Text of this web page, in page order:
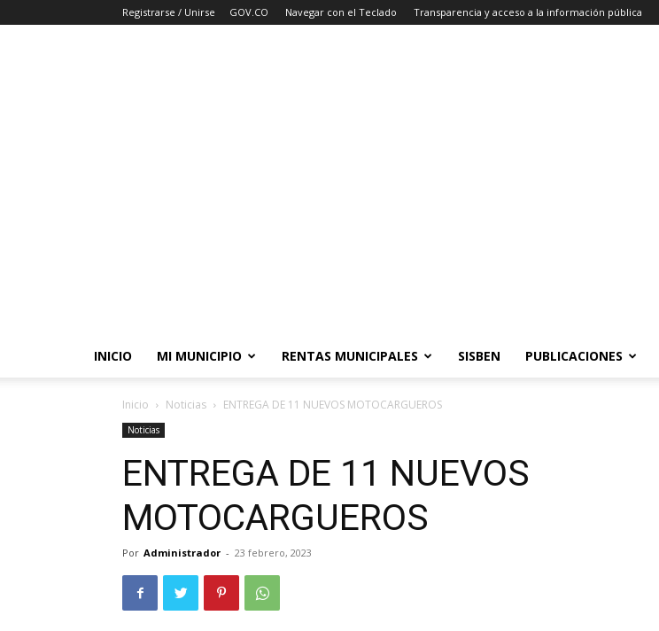
Registrarse / Unirse GOV.CO Navegar con el Teclado Transparencia y acceso a la información pública
INICIO MI MUNICIPIO RENTAS MUNICIPALES SISBEN PUBLICACIONES
Inicio Noticias ENTREGA DE 11 NUEVOS MOTOCARGUEROS
Noticias
ENTREGA DE 11 NUEVOS
MOTOCARGUEROS
Por Administrador - 23 febrero, 2023